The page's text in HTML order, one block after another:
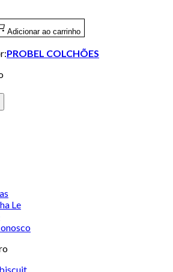
Adicionar ao carrinho
PROBEL COLCHÕES
Le